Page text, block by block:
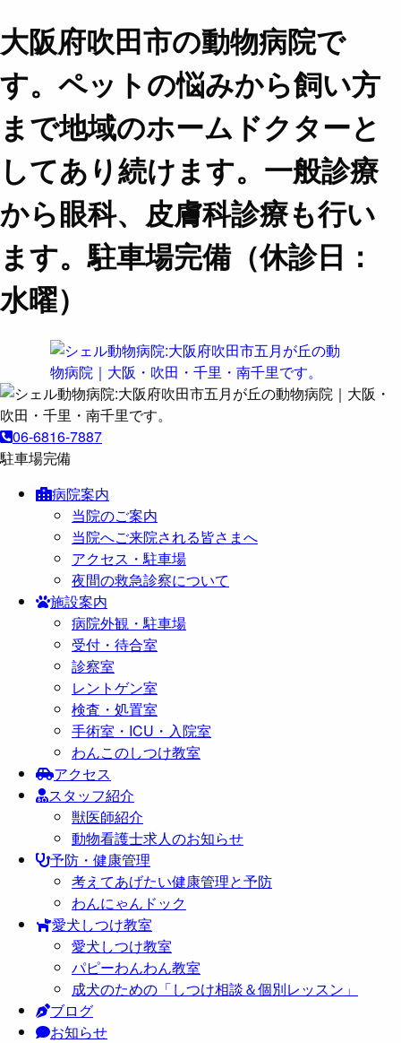
大阪府吹田市の動物病院で
す。ペットの悩みから飼い方
まで地域のホームドクターと
してあり続けます。一般診療
から眼科、皮膚科診療も行い
ます。駐車場完備（休診日：
水曜）
06-6816-7887
駐車場完備
病院案内
当院のご案内
当院へご来院される皆さまへ
アクセス・駐車場
夜間の救急診察について
施設案内
病院外観・駐車場
受付・待合室
診察室
レントゲン室
検査・処置室
手術室・ICU・入院室
わんこのしつけ教室
アクセス
スタッフ紹介
獣医師紹介
動物看護士求人のお知らせ
予防・健康管理
考えてあげたい健康管理と予防
わんにゃんドック
愛犬しつけ教室
愛犬しつけ教室
パピーわんわん教室
成犬のための「しつけ相談＆個別レッスン」
ブログ
お知らせ